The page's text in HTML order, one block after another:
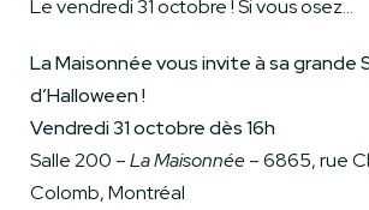
Le vendredi 31 octobre ! Si vous osez…
La Maisonnée vous invite à sa grande
d’Halloween !
Vendredi 31 octobre dès 16h
Salle 200 –La Maisonnée– 6865, rue
Colomb, Montréal